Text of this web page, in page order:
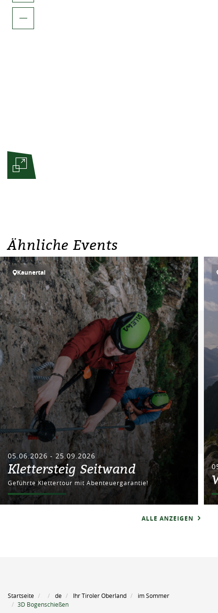
Ähnliche Events
Kaunertal
05.06.2026 - 25.09.2026
Klettersteig Seitwand
Geführte Klettertour mit Abenteuergarantie!
ALLE ANZEIGEN
Startseite de Ihr Tiroler Oberland
im Sommer
3D Bogenschießen